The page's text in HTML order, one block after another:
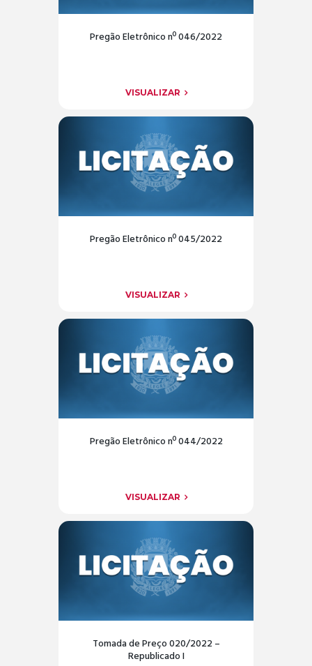
Pregão Eletrônico nº 046/2022
VISUALIZAR
Pregão Eletrônico nº 045/2022
VISUALIZAR
Pregão Eletrônico nº 044/2022
VISUALIZAR
Tomada de Preço 020/2022 –
Republicado I